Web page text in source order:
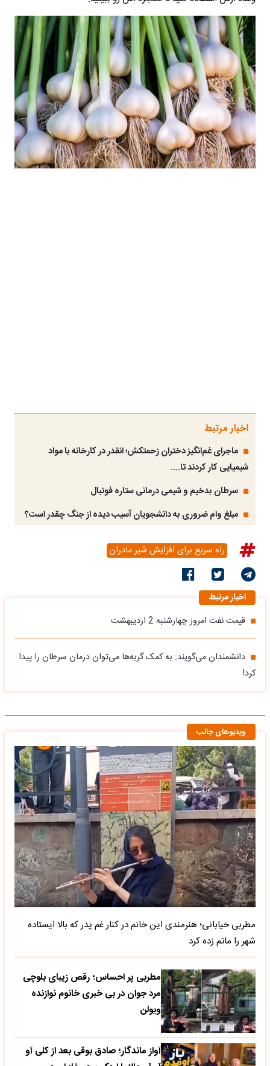
اخبار مرتبط
ماجرای غم‌انگیز دختران زحمتکش؛ انقدر در کارخانه با مواد
شیمیایی کار کردند تا....
سرطان بدخیم و شیمی درمانی ستاره فوتبال
مبلغ وام ضروری به دانشجویان آسیب دیده از جنگ‌ چقدر است؟
راه سریع برای افزایش شیر مادران
اخبار مرتبط
قیمت نفت امروز چهارشنبه 2 اردیبهشت
دانشمندان می‌گویند: به کمک گربه‌ها می‌توان درمان سرطان را پیدا
کرد!
ویدیوهای جالب
مطربی خیابانی؛ هنرمندی این خانم در کنار غم پدر که بالا ایستاده
شهر را ماتم زده کرد
مطربی پر احساس؛ رقص زیبای بلوچی
مرد جوان در بی خبری خانوم نوازنده
ویولن
آواز ماندگار؛ صادق بوقی بعد از کلی آو